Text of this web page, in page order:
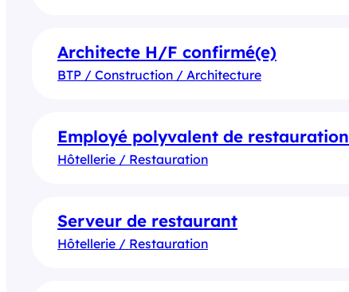
Architecte H/F confirmé(e)
BTP / Construction / Architecture
Employé polyvalent de restauration
Hôtellerie / Restauration
Serveur de restaurant
Hôtellerie / Restauration